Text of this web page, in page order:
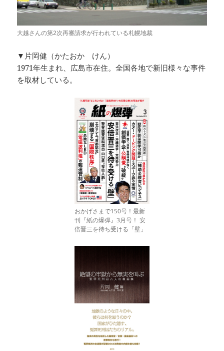
大越さんの第2次再審請求が行われている札幌地裁
▼片岡健（かたおか けん）
1971年生まれ、広島市在住。全国各地で新旧様々な事件
を取材している。
おかげさまで150号！最新
刊『紙の爆弾』3月号！ 安
倍晋三を待ち受ける「壁」